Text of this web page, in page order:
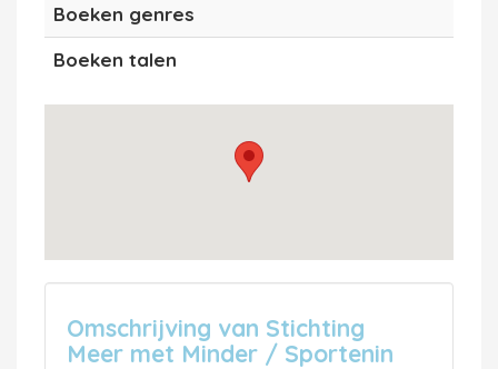
Boeken genres
Boeken talen
Omschrijving van Stichting
Meer met Minder / Sportenin